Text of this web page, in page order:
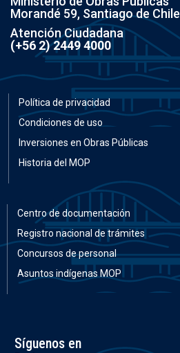
Morandé 59, Santiago de Chile
Atención Ciudadana
(+56 2) 2449 4000
Política de privacidad
Condiciones de uso
Inversiones en Obras Públicas
Historia del MOP
Centro de documentación
Registro nacional de trámites
Concursos de personal
Asuntos indígenas MOP
Síguenos en